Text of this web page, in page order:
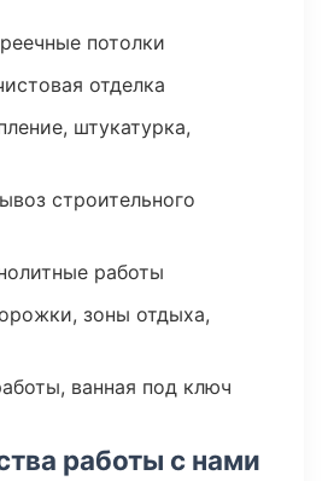
потолки
отделка
штукатурка,
строительного
работы
зоны отдыха,
ванная под ключ
работы с нами